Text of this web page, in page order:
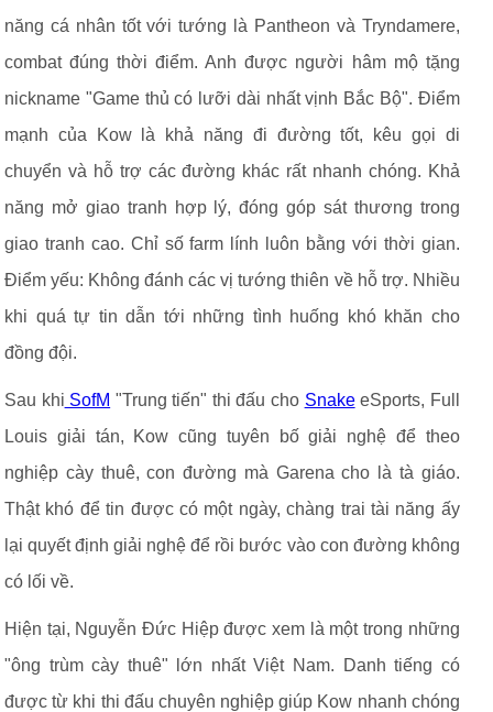
năng cá nhân tốt với tướng là Pantheon và Tryndamere,
combat đúng thời điểm. Anh được người hâm mộ tặng
nickname "Game thủ có lưỡi dài nhất vịnh Bắc Bộ". Điểm
mạnh của Kow là khả năng đi đường tốt, kêu gọi di
chuyển và hỗ trợ các đường khác rất nhanh chóng. Khả
năng mở giao tranh hợp lý, đóng góp sát thương trong
giao tranh cao. Chỉ số farm lính luôn bằng với thời gian.
Điểm yếu: Không đánh các vị tướng thiên về hỗ trợ. Nhiều
khi quá tự tin dẫn tới những tình huống khó khăn cho
đồng đội.
Sau khi SofM "Trung tiến" thi đấu cho SnakeeSports, Full
Louis giải tán, Kow cũng tuyên bố giải nghệ để theo
nghiệp cày thuê, con đường mà Garena cho là tà giáo.
Thật khó để tin được có một ngày, chàng trai tài năng ấy
lại quyết định giải nghệ để rồi bước vào con đường không
có lối về.
Hiện tại, Nguyễn Đức Hiệp được xem là một trong những
"ông trùm cày thuê" lớn nhất Việt Nam. Danh tiếng có
được từ khi thi đấu chuyên nghiệp giúp Kow nhanh chóng